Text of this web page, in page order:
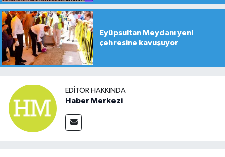
Eyüpsultan Meydanı yeni
çehresine kavuşuyor
EDITÖR HAKKINDA
Haber Merkezi